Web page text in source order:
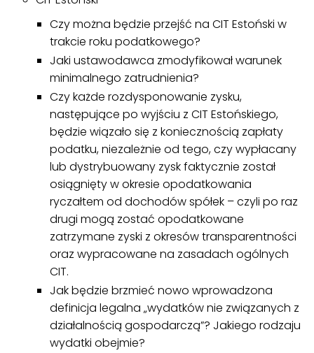
Czy można będzie przejść na CIT Estoński w
trakcie roku podatkowego?
Jaki ustawodawca zmodyfikował warunek
minimalnego zatrudnienia?
Czy każde rozdysponowanie zysku,
następujące po wyjściu z CIT Estońskiego,
będzie wiązało się z koniecznością zapłaty
podatku, niezależnie od tego, czy wypłacany
lub dystrybuowany zysk faktycznie został
osiągnięty w okresie opodatkowania
ryczałtem od dochodów spółek – czyli po raz
drugi mogą zostać opodatkowane
zatrzymane zyski z okresów transparentności
oraz wypracowane na zasadach ogólnych
CIT.
Jak będzie brzmieć nowo wprowadzona
definicja legalna „wydatków nie związanych z
działalnością gospodarczą”? Jakiego rodzaju
wydatki obejmie?